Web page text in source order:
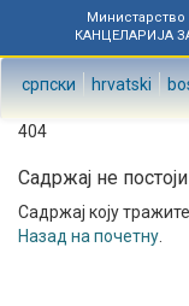
КАНЦЕЛАРИЈА
српски hrvatski
404
Садржај не постоји
Садржај коју тражите
Назад на почетну